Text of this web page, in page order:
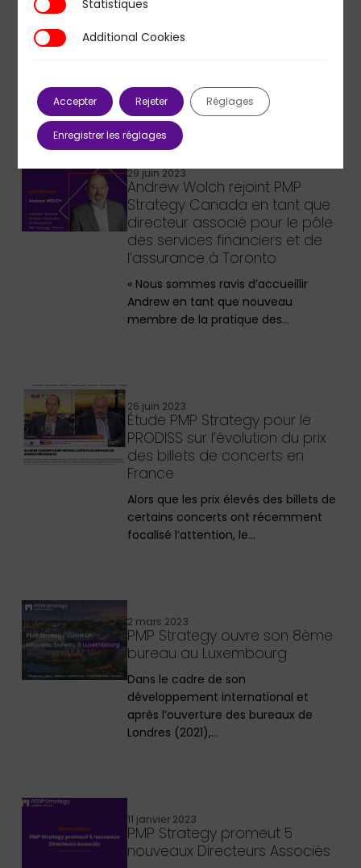
France et son impact sur le
stratégie, est fier…
29 juin 2023
Andrew Wolch rejoint PMP
Strategy Canada en tant que
directeur associé pour le pôle
des services financiers et de
l’assurance à Toronto
« Nous sommes ravis d’accueillir
Andrew en tant que nouveau
membre de la pratique des…
26 juin 2023
Étude PMP Strategy pour le
PRODISS sur l’évolution du prix
des billets de concerts en
France
Alors que les prix élevés des billets de
certains concerts ont récemment
focalisé l’attention, le…
2 mars 2023
PMP Strategy ouvre son 8ème
bureau au Luxembourg
Dans le cadre de son
développement international et
après l’ouverture des bureaux de
Londres (2021),…
11 janvier 2023
PMP Strategy promeut 5
nouveaux Directeurs Associés
StatistiquesStatistiques
Additional Cookies
Additional Cookies
Accepter Rejeter Réglages
Enregistrer les réglages